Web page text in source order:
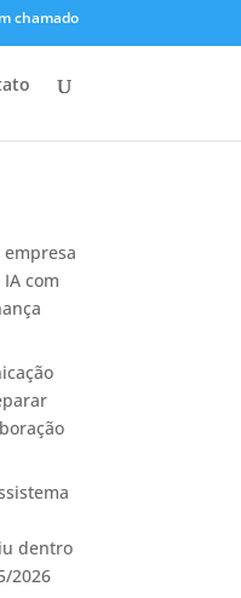
chamado
com
dentro
2026